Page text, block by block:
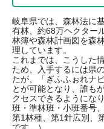
岐阜県では、森林法に
有林、約68万ヘクター
林簿や森林計画図を森
理しています。
これまでは、こうした
ため、入手するには県
たが、「ぎふふぉれナ
とが可能となり、誰も
クセスできるようにな
班・準林班・小班番号
第1林種、第1針広別、